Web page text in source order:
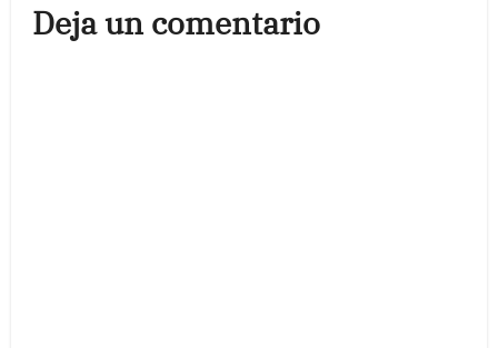
Deja un comentario